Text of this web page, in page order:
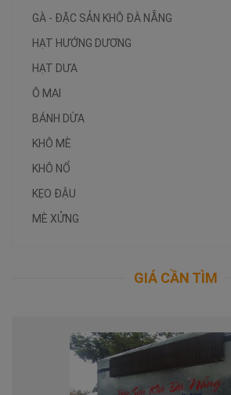
GÀ - ĐẶC SẢN KHÔ ĐÀ NẴNG
HẠT HƯỚNG DƯƠNG
HẠT DƯA
Ô MAI
BÁNH DỪA
KHÔ MÈ
KHÔ NỔ
KẸO ĐẬU
MÈ XỬNG
GIÁ CẦN TÌM